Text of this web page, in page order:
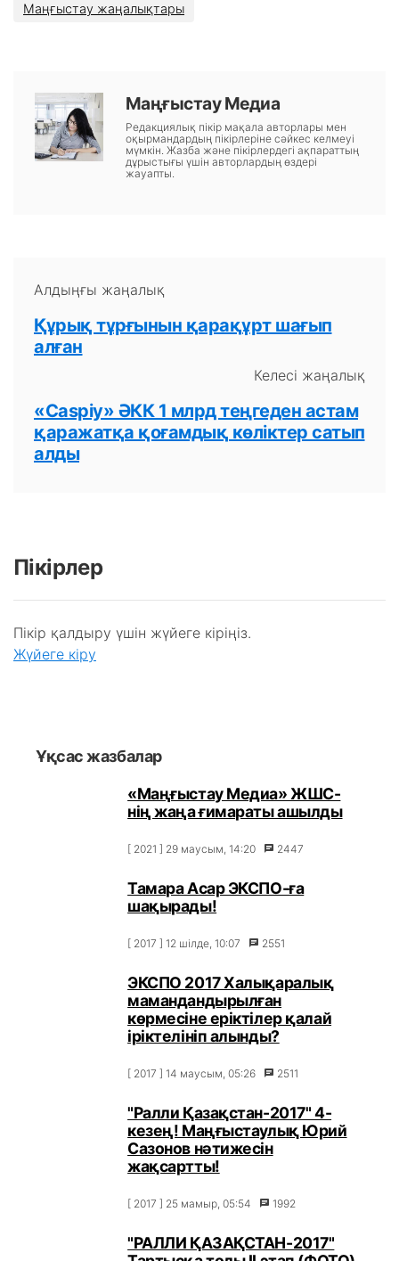
Маңғыстау жаңалықтары
Маңғыстау Медиа
Редакциялық пікір мақала авторлары мен
оқырмандардың пікірлеріне сәйкес келмеуі
мүмкін. Жазба және пікірлердегі ақпараттың
дұрыстығы үшін авторлардың өздері
жауапты.
Алдыңғы жаңалық
Құрық тұрғынын қарақұрт шағып
алған
Келесі жаңалық
«Caspiy» ӘКК 1 млрд теңгеден астам
қаражатқа қоғамдық көліктер сатып
алды
Пікірлер
Пікір қалдыру үшін жүйеге кіріңіз.
Жүйеге кіру
Ұқсас жазбалар
«Маңғыстау Медиа» ЖШС-
нің жаңа ғимараты ашылды
[ 2021 ] 29 маусым, 14:20 2447
Тамара Асар ЭКСПО-ға
шақырады!
[ 2017 ] 12 шілде, 10:07 2551
ЭКСПО 2017 Халықаралық
мамандандырылған
көрмесіне еріктілер қалай
іріктелініп алынды?
[ 2017 ] 14 маусым, 05:26 2511
"Ралли Қазақстан-2017" 4-
кезең! Маңғыстаулық Юрий
Сазонов нәтижесін
жақсартты!
[ 2017 ] 25 мамыр, 05:54 1992
"РАЛЛИ ҚАЗАҚСТАН-2017"